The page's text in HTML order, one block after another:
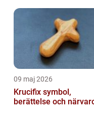
09 maj 2026
Krucifix symbol,
berättelse och